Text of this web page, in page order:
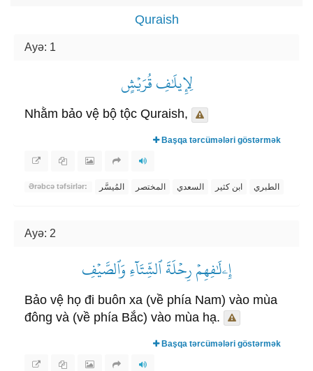
Quraish
Ayə: 1
لِإِيلَٰفِ قُرَيۡشٍ
Nhằm bảo vệ bộ tộc Quraish,
Başqa tərcümələri göstərmək
Ərəbcə təfsirlər: المُيسَّر المختصر السعدي ابن كثير الطبري
Ayə: 2
إِۦلَٰفِهِمۡ رِحۡلَةَ ٱلشِّتَآءِ وَٱلصَّيۡفِ
Bảo vệ họ đi buôn xa (về phía Nam) vào mùa
đông và (về phía Bắc) vào mùa hạ.
Başqa tərcümələri göstərmək